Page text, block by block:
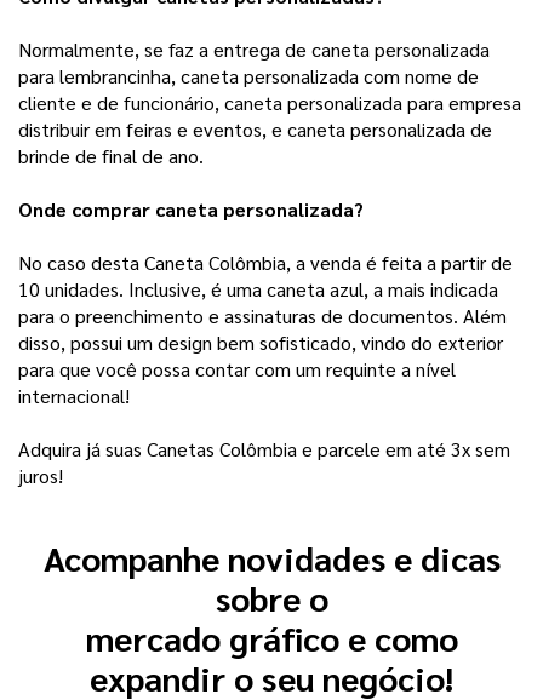
Normalmente, se faz a entrega de caneta personalizada
para lembrancinha, caneta personalizada com nome de
cliente e de funcionário, caneta personalizada para empresa
distribuir em feiras e eventos, e caneta personalizada de
brinde de final de ano.
Onde comprar caneta personalizada?
No caso desta Caneta Colômbia, a venda é feita a partir de
10 unidades. Inclusive, é uma caneta azul, a mais indicada
para o preenchimento e assinaturas de documentos. Além
disso, possui um design bem sofisticado, vindo do exterior
para que você possa contar com um requinte a nível
internacional!
Adquira já suas Canetas Colômbia e parcele em até 3x sem
juros!
Acompanhe novidades e dicas
sobre o
mercado gráfico e como
expandir o seu negócio!